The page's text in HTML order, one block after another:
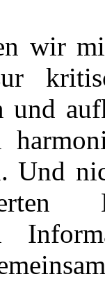
wir
und
Und